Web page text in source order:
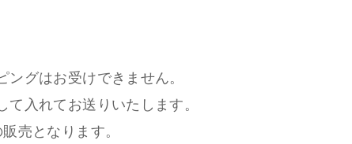
ングはお受けできません。
て入れてお送りいたします。
売となります。